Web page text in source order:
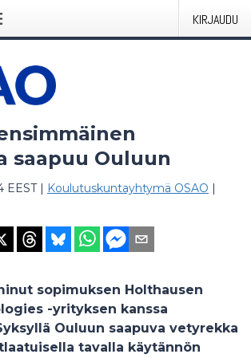
KIRJAUDU
saapuu Ouluun
EEST| Koulutuskuntayhtymä OSAO |
sopimuksen Holthausen
-yrityksen kanssa
Ouluun saapuva vetyrekka
tavalla käytännön